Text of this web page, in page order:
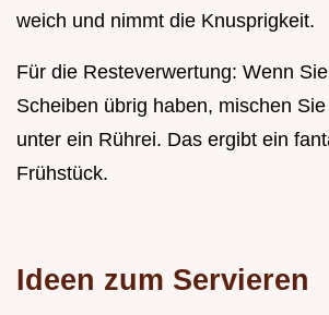
weich und nimmt die Knusprigkeit.
Für die Resteverwertung: Wenn
Scheiben übrig haben, mischen
unter ein Rührei. Das ergibt ein
Frühstück.
Ideen zum Servieren